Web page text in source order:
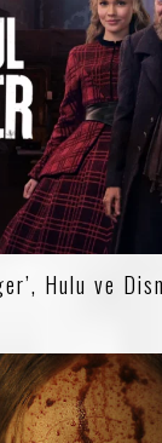
Hulu ve